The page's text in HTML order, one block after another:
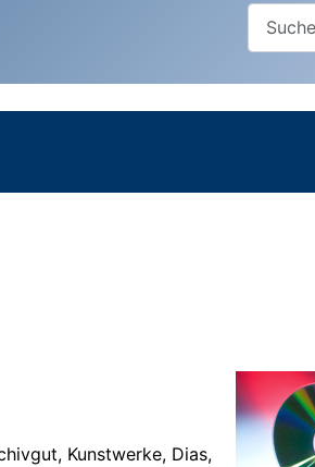
Kunstwerke, Dias,